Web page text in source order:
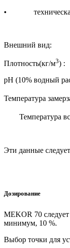
• техническая
Внешний вид:
Плотность(кг/м3)
рН (10%
Температура
Эти данные
Дозирование
MEKOR 70
минимум, 10 %.
Выбор точки для